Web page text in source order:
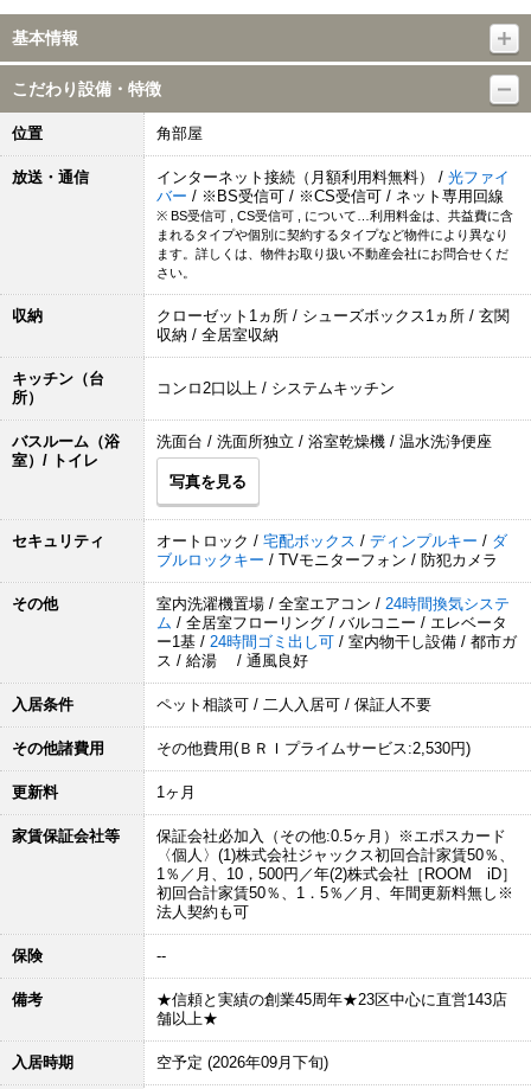
基本情報
こだわり設備・特徴
位置 角部屋
放送・通信 インターネット接続（月額利用料無料） / 光ファイ
バー / ※BS受信可 / ※CS受信可 / ネット専用回線
※ BS受信可 , CS受信可 , について…利用料金は、共益費に含
まれるタイプや個別に契約するタイプなど物件により異なり
ます。詳しくは、物件お取り扱い不動産会社にお問合せくだ
さい。
収納
クローゼット1ヵ所 / シューズボックス1ヵ所 / 玄関
収納 / 全居室収納
キッチン（台
所）
コンロ2口以上 / システムキッチン
バスルーム（浴
室）/ トイレ
洗面台 / 洗面所独立 / 浴室乾燥機 / 温水洗浄便座
写真を見る
セキュリティ オートロック / 宅配ボックス / ディンプルキー / ダ
ブルロックキー / TVモニターフォン / 防犯カメラ
その他 室内洗濯機置場 / 全室エアコン / 24時間換気システ
ム / 全居室フローリング / バルコニー / エレベータ
ー1基 / 24時間ゴミ出し可 / 室内物干し設備 / 都市ガ
ス / 給湯 / 通風良好
入居条件 ペット相談可 / 二人入居可 / 保証人不要
その他諸費用 その他費用(ＢＲＩプライムサービス:2,530円)
更新料 1ヶ月
家賃保証会社等
保証会社必加入（その他:0.5ヶ月）※エポスカード
〈個人〉(1)株式会社ジャックス初回合計家賃50％、
1％／月、10，500円／年(2)株式会社［ROOM iD］
初回合計家賃50％、1．5％／月、年間更新料無し※
法人契約も可
保険 --
備考
★信頼と実績の創業45周年★23区中心に直営143店
舗以上★
入居時期 空予定 (2026年09月下旬)